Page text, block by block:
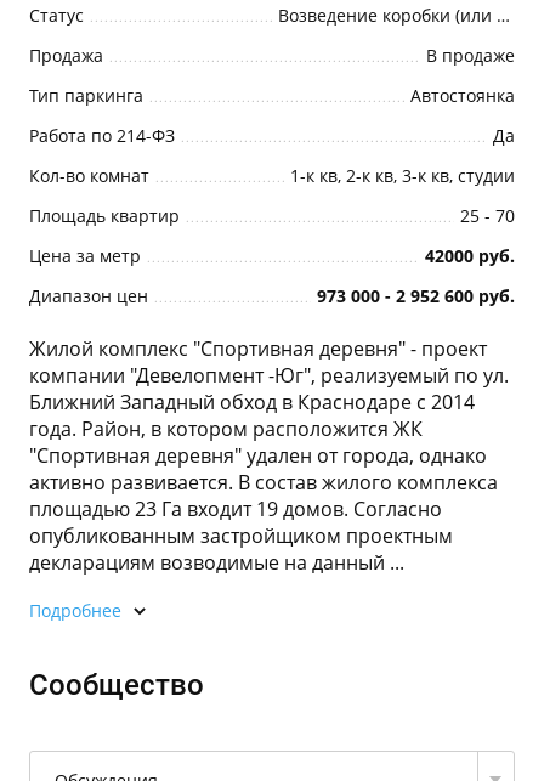
Статус
Возведение коробки (или Возведение корпуса)
Продажа
В продаже
Тип паркинга
Автостоянка
Работа по 214-ФЗ
Да
Кол-во комнат
1-к кв, 2-к кв, 3-к кв, студии
Площадь квартир
25 - 70
Цена за метр
42000 руб.
Диапазон цен
973 000 - 2 952 600 руб.
Жилой комплекс "Спортивная деревня" - проект
компании "Девелопмент -Юг", реализуемый по ул.
Ближний Западный обход в Краснодаре с 2014
года. Район, в котором расположится ЖК
"Спортивная деревня" удален от города, однако
активно развивается. В состав жилого комплекса
площадью 23 Га входит 19 домов. Согласно
опубликованным застройщиком проектным
декларациям возводимые на данный ...
Подробнее
Сообщество